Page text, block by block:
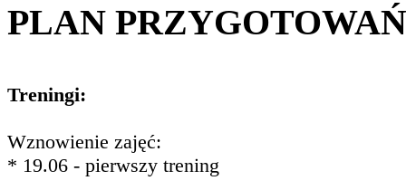
PLAN PRZYGOTOWAŃ
Treningi:
Wznowienie zajęć:
* 19.06 - pierwszy trening